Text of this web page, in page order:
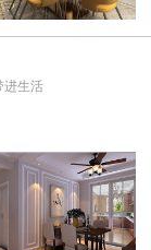
进生活